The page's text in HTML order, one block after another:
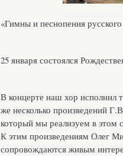
«Гимны и песнопения
25 января состоялся
В концерте наш хор исполнил
же несколько произведений
который мы реализуем в этом
К этим произведениям Олег
сопровождаются живым